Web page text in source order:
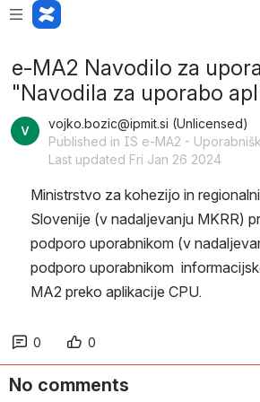
e-MA2 Navodilo za
"Navodila za uporabo
vojko.bozic@ipmit.si (Unlicensed)
Published in IS e-MA2 -
Last updated Fri Jan 26 2024
Ministrstvo za kohezijo in
Slovenije (v nadaljevanju MKRR)
podporo uporabnikom (v
podporo uporabnikom
MA2 preko aplikacije CPU.
0 0
No comments